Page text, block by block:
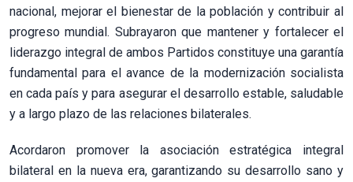
nacional, mejorar el bienestar de la población y contribuir al
progreso mundial. Subrayaron que mantener y fortalecer el
liderazgo integral de ambos Partidos constituye una garantía
fundamental para el avance de la modernización socialista
en cada país y para asegurar el desarrollo estable, saludable
y a largo plazo de las relaciones bilaterales.
Acordaron promover la asociación estratégica integral
bilateral en la nueva era, garantizando su desarrollo sano y